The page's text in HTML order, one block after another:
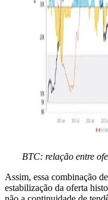
BTC: relação entre
Assim, essa combinação
estabilização da oferta